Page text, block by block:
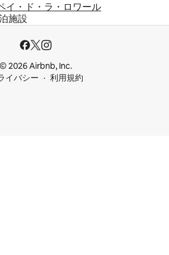
イ・ド・ラ・ロワール
施設
© 2026 Airbnb, Inc.
イバシー
利用規約